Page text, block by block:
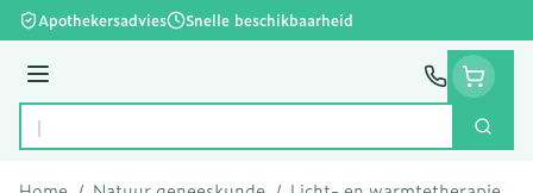
Ga naar de inhoud
Apothekersadvies Snelle beschikbaarheid
Menu
Product, merk, categorie...
Zoek